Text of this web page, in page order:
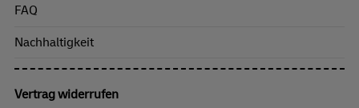
FAQ
Nachhaltigkeit
Vertrag widerrufen